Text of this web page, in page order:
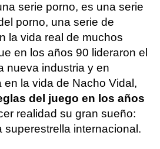
serie porno, es una serie
porno, una serie de
la vida real de muchos
en los años 90 lideraron el
nueva industria y en
en la vida de Nacho Vidal,
del juego en los años
realidad su gran sueño:
superestrella internacional.